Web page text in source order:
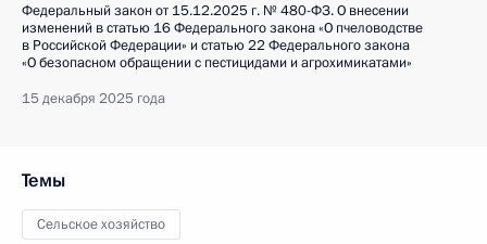
Федеральный закон от 15.12.2025 г. № 480-ФЗ. О внесении
изменений в статью 16 Федерального закона «О пчеловодстве
в Российской Федерации» и статью 22 Федерального закона
«О безопасном обращении с пестицидами и агрохимикатами»
15 декабря 2025 года
Темы
Сельское хозяйство